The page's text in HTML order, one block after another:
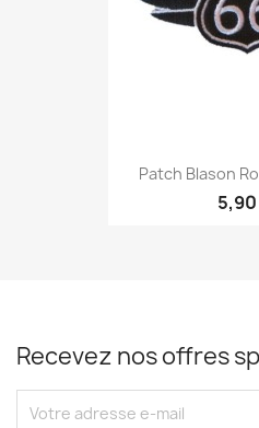
Patch Blason
Recevez nos offres